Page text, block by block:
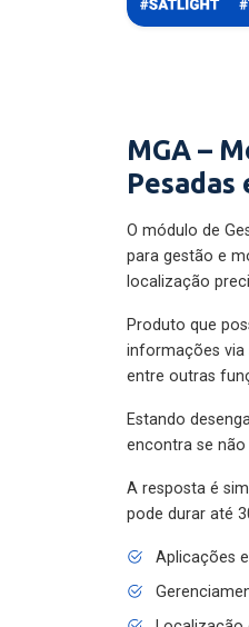
MGA –
Pesadas
O módulo de
para gestão e
localização
Produto que
informações via
entre outras
Estando
encontra se
A resposta é
pode durar até
Aplicações
Localização